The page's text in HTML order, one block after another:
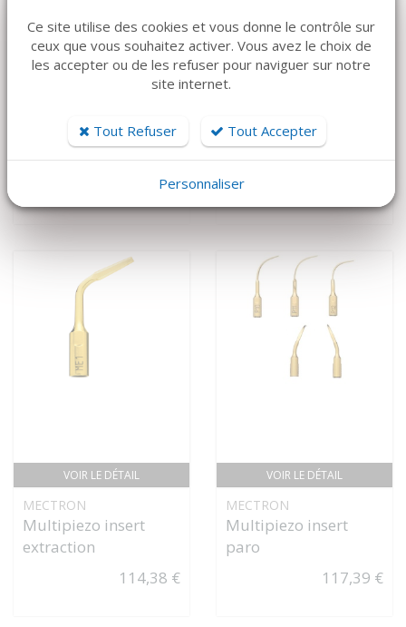
Multipiezo insert
endo
95,32 €
Multipiezo insert
endo retro
VOIR LE DÉTAIL
MECTRON
Multipiezo insert
extraction
114,38 €
VOIR LE DÉTAIL
MECTRON
Multipiezo insert
paro
117,39 €
Ce site utilise des cookies et vous donne le contrôle sur
ceux que vous souhaitez activer. Vous avez le choix de
les accepter ou de les refuser pour naviguer sur notre
site internet.
Tout Refuser Tout Accepter
Personnaliser